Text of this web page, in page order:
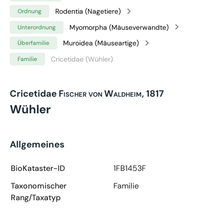
Ordnung Rodentia (Nagetiere)
Unterordnung Myomorpha (Mäuseverwandte)
Überfamilie Muroidea (Mäuseartige)
Familie Cricetidae (Wühler)
Cricetidae Fischer von Waldheim, 1817
Wühler
Allgemeines
BioKataster-ID
1FB1453F
Taxonomischer
Rang/Taxatyp
Familie